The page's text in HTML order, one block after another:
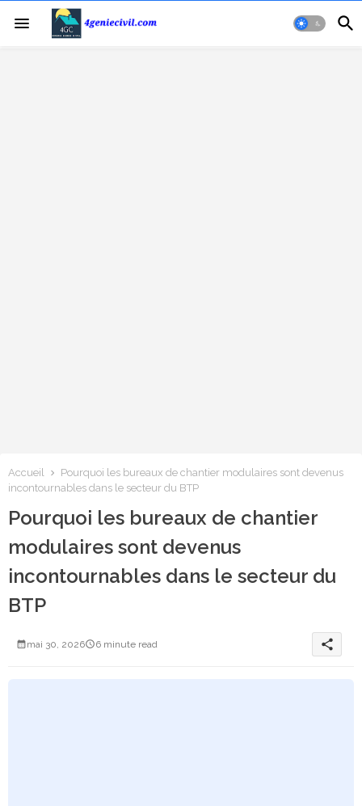
Accueil
Pourquoi les bureaux de chantier modulaires sont devenus
incontournables dans le secteur du BTP
Pourquoi les bureaux de chantier
modulaires sont devenus
incontournables dans le secteur du
BTP
mai 30, 2026 6 minute read share